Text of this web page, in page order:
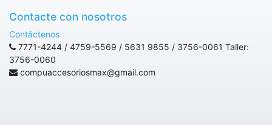
Contacte con nosotros
Contáctenos
7771-4244 / 4759-5569 / 5631 9855 / 3756-0061 Taller:
3756-0060
compuaccesoriosmax@gmail.com